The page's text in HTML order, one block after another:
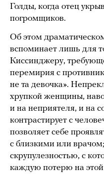
Голды, когда отец
погромщиков.
Об этом
вспоминает лишь для
Киссинджеру,
перемирия с
не та девочка».
хрупкой женщины,
и на неприятеля, и на
контрастирует с
позволяет себе
с близкими или
скрупулезностью, с
каждую потерю на